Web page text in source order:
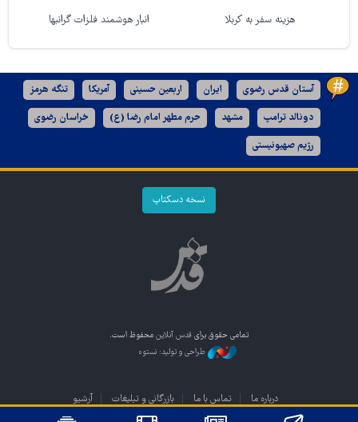
هزینه سفر به کربلا انبار هوشمند فلزات گرانبها
آستان قدس رضوی ایران اربعین حسینی آمریکا تنگه هرمز
دونالد ترامپ مشهد حرم مطهر امام رضا (ع) خراسان رضوی
رژیم صهیونیستی
نسخه دسکتاپ
تمامی حقوق برای قدس آنلاین محفوظ است.
طراحی و تولید: نستوه
درباره ما تماس با ما بازرگانی و تبلیغات آرشیو